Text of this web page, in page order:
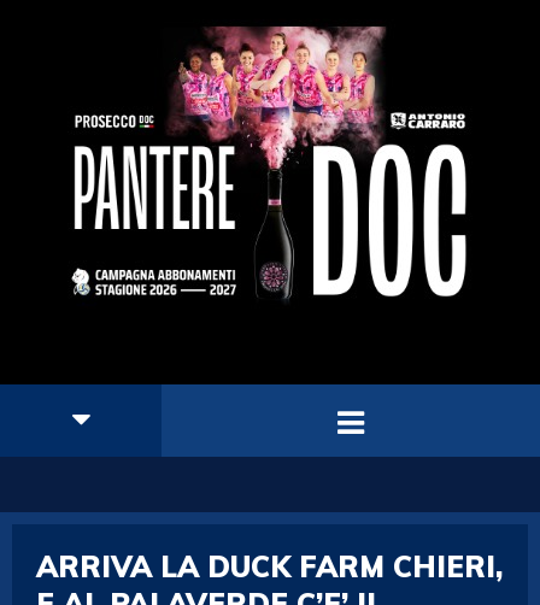
ARRIVA LA DUCK FARM CHIERI,